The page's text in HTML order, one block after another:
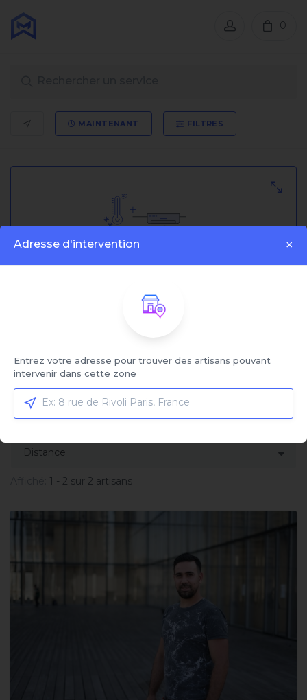
Adresse d'intervention ×
Entrez votre adresse pour trouver des artisans pouvant
intervenir dans cette zone
0
MAINTENANT FILTRES
Cliquez ici pour sélectionner votre service et
1 - 2 sur 2 artisans